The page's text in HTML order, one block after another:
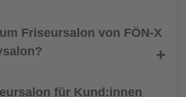
Friseursalon von FÖN-X
für Kund:innen